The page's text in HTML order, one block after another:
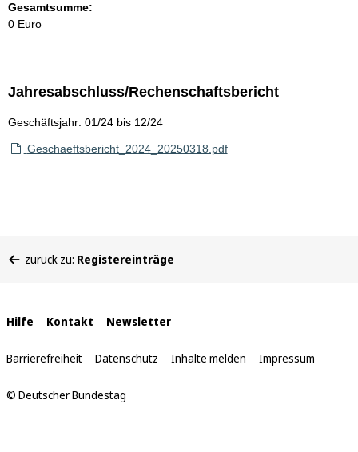
Gesamtsumme:
0 Euro
Jahresabschluss/Rechenschaftsbericht
Geschäftsjahr: 01/24 bis 12/24
Geschaeftsbericht_2024_20250318.pdf
befinden
zurück zu: Registereinträge
Interne
Links
Hilfe Kontakt Newsletter
Barrierefreiheit Datenschutz Inhalte melden Impressum
© Deutscher Bundestag